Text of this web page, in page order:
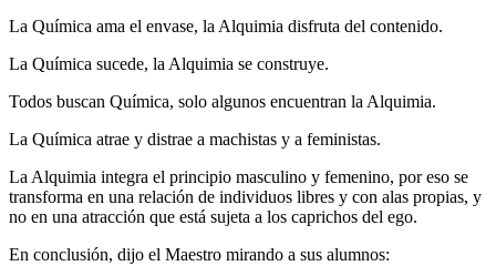
La Química ama el envase, la Alquimia disfruta del contenido.
La Química sucede, la Alquimia se construye.
Todos buscan Química, solo algunos encuentran la Alquimia.
La Química atrae y distrae a machistas y a feministas.
La Alquimia integra el principio masculino y femenino, por eso se
transforma en una relación de individuos libres y con alas propias, y
no en una atracción que está sujeta a los caprichos del ego.
En conclusión, dijo el Maestro mirando a sus alumnos: